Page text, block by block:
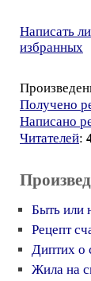
Написать
избранных
Получено
Написано
Читателей:
Быть или
Рецепт
Диптих о
Жила на